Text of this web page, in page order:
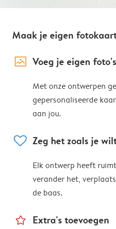
Maak je eigen
image_placeholder Voeg je eigen
Met onze ontwerpen
gepersonaliseerde
aan jou.
heart Zeg het zoals je
Elk ontwerp heeft
verander het,
de baas.
star_outline Extra's toevoegen